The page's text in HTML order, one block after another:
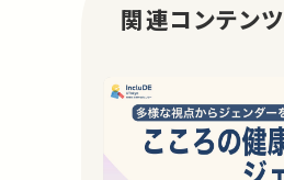
関連コンテンツ